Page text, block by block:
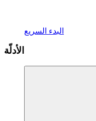
البدء السريع
الأدلّة